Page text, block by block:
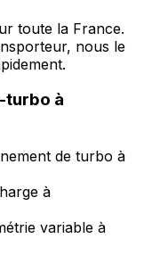
toute la France.
nous le
turbo à
de turbo à
à
variable à